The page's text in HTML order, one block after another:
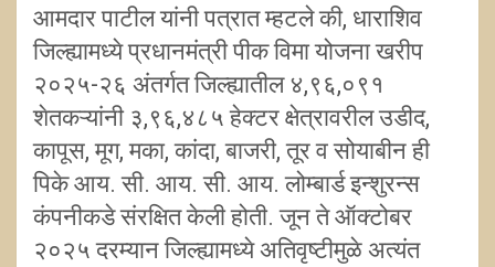
आमदार पाटील यांनी पत्रात म्हटले की, धाराशिव
जिल्ह्यामध्ये प्रधानमंत्री पीक विमा योजना खरीप
२०२५-२६ अंतर्गत जिल्ह्यातील ४,९६,०९१
शेतकऱ्यांनी ३,९६,४८५ हेक्टर क्षेत्रावरील उडीद,
कापूस, मूग, मका, कांदा, बाजरी, तूर व सोयाबीन ही
पिके आय. सी. आय. सी. आय. लोम्बार्ड इन्शुरन्स
कंपनीकडे संरक्षित केली होती. जून ते ऑक्टोबर
२०२५ दरम्यान जिल्ह्यामध्ये अतिवृष्टीमुळे अत्यंत